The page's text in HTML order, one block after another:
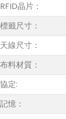
RFID晶片：
標籤尺寸：
天線尺寸：
布料材質：
協定:
記憶：